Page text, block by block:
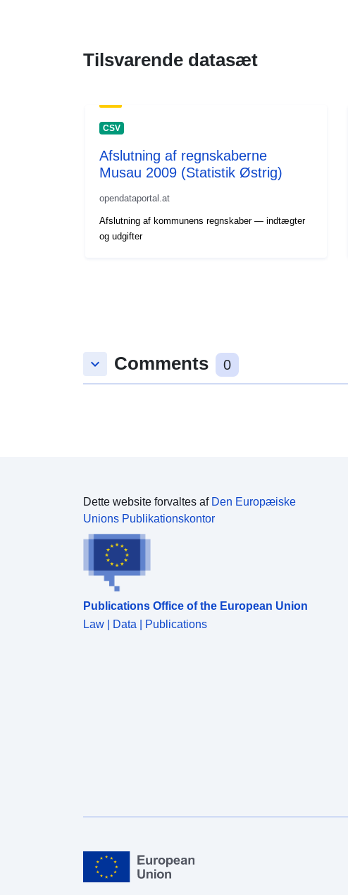
Tilsvarende datasæt
CSV
Afslutning af regnskaberne
Musau 2009 (Statistik Østrig)
opendataportal.at
Afslutning af kommunens regnskaber — indtægter
og udgifter
keyboard_arrow_down Comments 0
Dette website forvaltes af Den Europæiske
Unions Publikationskontor
Publications Office of the European Union
Law | Data | Publications